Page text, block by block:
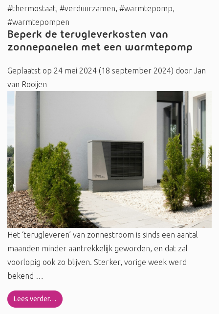
#thermostaat, #verduurzamen, #warmtepomp,
#warmtepompen
Beperk de terugleverkosten van
zonnepanelen met een warmtepomp
Geplaatst op 24 mei 2024 (18 september 2024) door Jan
van Rooijen
Het ‘terugleveren’ van zonnestroom is sinds een aantal
maanden minder aantrekkelijk geworden, en dat zal
voorlopig ook zo blijven. Sterker, vorige week werd
bekend …
Lees verder…